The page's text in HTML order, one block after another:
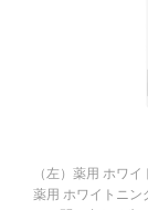
（左）薬用 ホワ
薬用 ホワイトニン